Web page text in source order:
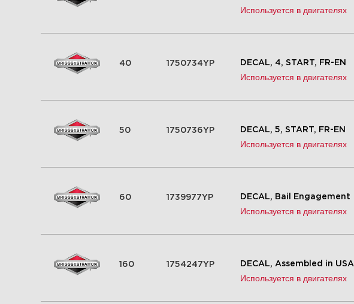
Используется в двигателях
40 1750734YP DECAL, 4, START, FR-EN
Используется в двигателях
50 1750736YP DECAL, 5, START, FR-EN
Используется в двигателях
60 1739977YP DECAL, Bail Engagement
Используется в двигателях
160 1754247YP DECAL, Assembled in USA
Используется в двигателях